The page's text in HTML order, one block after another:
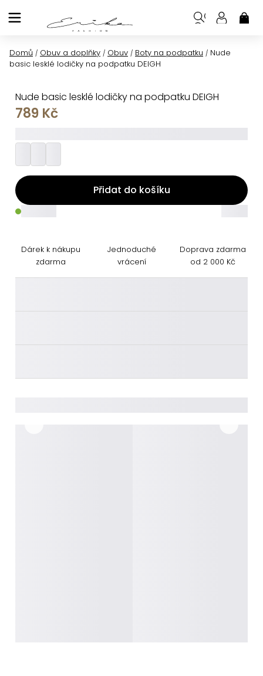
na
Domů / Obuv a doplňky / Obuv / Boty na podpatku / Nude
basic lesklé lodičky na podpatku DEIGH
Nude basic lesklé lodičky na podpatku DEIGH
789 Kč
Přidat do košíku
Dárek k nákupu
zdarma
Jednoduché
vrácení
Doprava zdarma
od 2 000 Kč